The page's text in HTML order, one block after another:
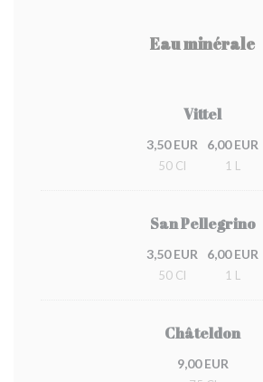
Eau minérale
Vittel
3,50 EUR
50 Cl
6,00 EUR
1 L
San Pellegrino
3,50 EUR
50 Cl
6,00 EUR
1 L
Châteldon
9,00 EUR